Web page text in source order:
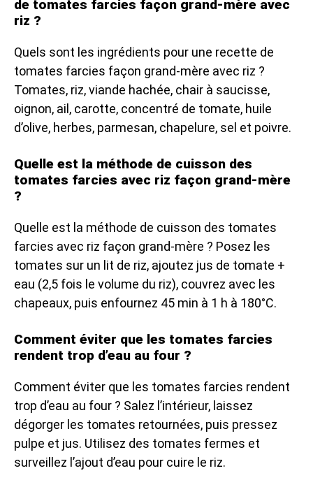
de tomates farcies façon grand-mère avec
riz ?
Quels sont les ingrédients pour une recette de
tomates farcies façon grand-mère avec riz ?
Tomates, riz, viande hachée, chair à saucisse,
oignon, ail, carotte, concentré de tomate, huile
d’olive, herbes, parmesan, chapelure, sel et poivre.
Quelle est la méthode de cuisson des
tomates farcies avec riz façon grand-mère
?
Quelle est la méthode de cuisson des tomates
farcies avec riz façon grand-mère ? Posez les
tomates sur un lit de riz, ajoutez jus de tomate +
eau (2,5 fois le volume du riz), couvrez avec les
chapeaux, puis enfournez 45 min à 1 h à 180°C.
Comment éviter que les tomates farcies
rendent trop d’eau au four ?
Comment éviter que les tomates farcies rendent
trop d’eau au four ? Salez l’intérieur, laissez
dégorger les tomates retournées, puis pressez
pulpe et jus. Utilisez des tomates fermes et
surveillez l’ajout d’eau pour cuire le riz.